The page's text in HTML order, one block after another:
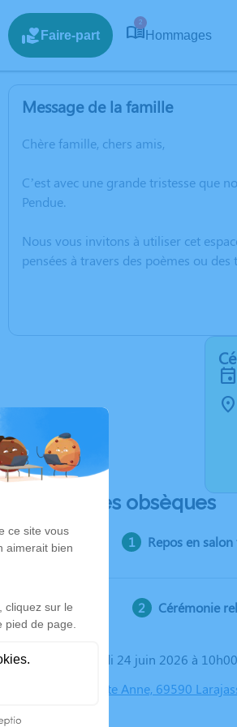
Faire-part
2
Hommages
Message de la famille
Chère famille, chers amis,
C’est avec une grande tristesse que
Pendue.
Nous vous invitons à utiliser cet
pensées à travers des poèmes ou
Déroulé des obsèques
Repos en
Cérémonie
Le mercredi 24 juin 2026 à 10h00
Église Sainte Anne, 69590